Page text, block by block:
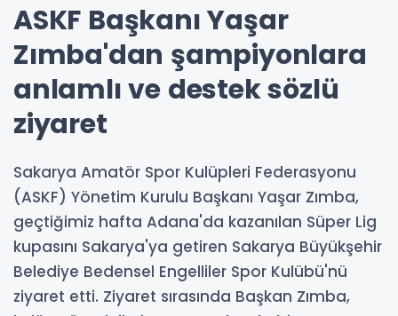
ASKF Başkanı Yaşar
Zımba'dan şampiyonlara
anlamlı ve destek sözlü
ziyaret
Sakarya Amatör Spor Kulüpleri Federasyonu
(ASKF) Yönetim Kurulu Başkanı Yaşar Zımba,
geçtiğimiz hafta Adana'da kazanılan Süper Lig
kupasını Sakarya'ya getiren Sakarya Büyükşehir
Belediye Bedensel Engelliler Spor Kulübü'nü
ziyaret etti. Ziyaret sırasında Başkan Zımba,